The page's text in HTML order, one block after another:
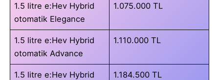
1.5 litre e:Hev Hybrid
otomatik Elegance
1.075.000 TL
1.5 litre e:Hev Hybrid
otomatik Advance
1.110.000 TL
1.5 litre e:Hev Hybrid
1.184.500 TL